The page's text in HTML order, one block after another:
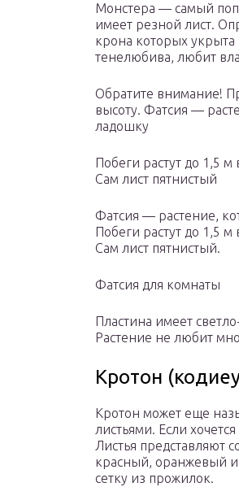
Монстера — самый
имеет резной лист.
крона которых
тенелюбива, любит
Обратите внимание!
высоту. Фатсия —
ладошку
Побеги растут до 1,5
Сам лист пятнистый
Фатсия — растение,
Побеги растут до 1,5
Сам лист пятнистый.
Фатсия для комнаты
Пластина имеет
Растение не любит
Кротон
Кротон может еще
листьями. Если
Листья представляют
красный, оранжевый и
сетку из прожилок.